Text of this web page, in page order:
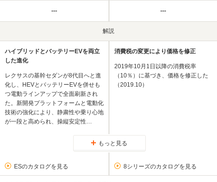
--- ---
解説
ハイブリッドとバッテリーEVを両立
した進化
レクサスの基幹セダンが8代目へと進
化し、HEVとバッテリーEVを併せも
つ電動ラインアップで全面刷新され
た。新開発プラットフォームと電動化
技術の強化により、静粛性や乗り心地
が一段と高められ、操縦安定性…
消費税の変更により価格を修正
2019年10月1日以降の消費税率
（10％）に基づき、価格を修正した
（2019.10）
もっと見る
ESのカタログを見る 8シリーズのカタログを見る